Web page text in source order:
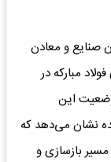
صنایع و معادن
مبارکه در
این
نشان می‌دهد که
بازسازی و